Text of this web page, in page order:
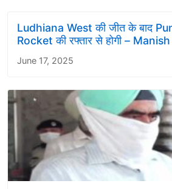
Ludhiana West की जीत के बाद
Rocket की रफ्तार से होगी –
June 17, 2025